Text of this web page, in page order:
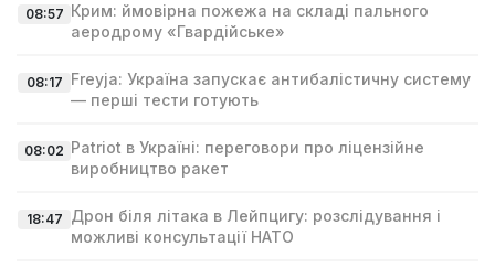
08:57 Крим: ймовірна пожежа на складі пального
аеродрому «Гвардійське»
08:17 Freyja: Україна запускає антибалістичну систему
— перші тести готують
08:02 Patriot в Україні: переговори про ліцензійне
виробництво ракет
18:47 Дрон біля літака в Лейпцигу: розслідування і
можливі консультації НАТО